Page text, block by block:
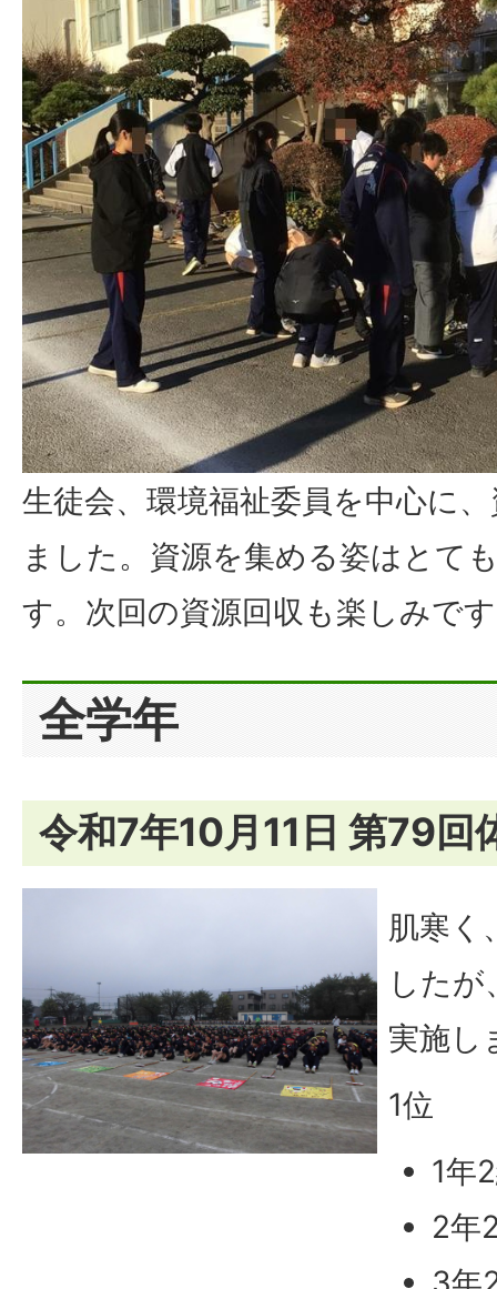
生徒会、環境福祉委員を中心に
ました。資源を集める姿はとて
す。次回の資源回収も楽しみで
全学年
令和7年10月11日 第79回
肌寒く
したが
実施し
1位
1年
2年